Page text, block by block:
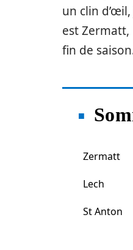
un clin
est
fin de
Zermatt
Lech
St Anton